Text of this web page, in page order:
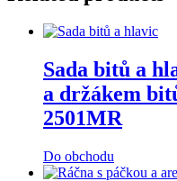
Sada bitů a
a držákem
2501MR
Do obchodu